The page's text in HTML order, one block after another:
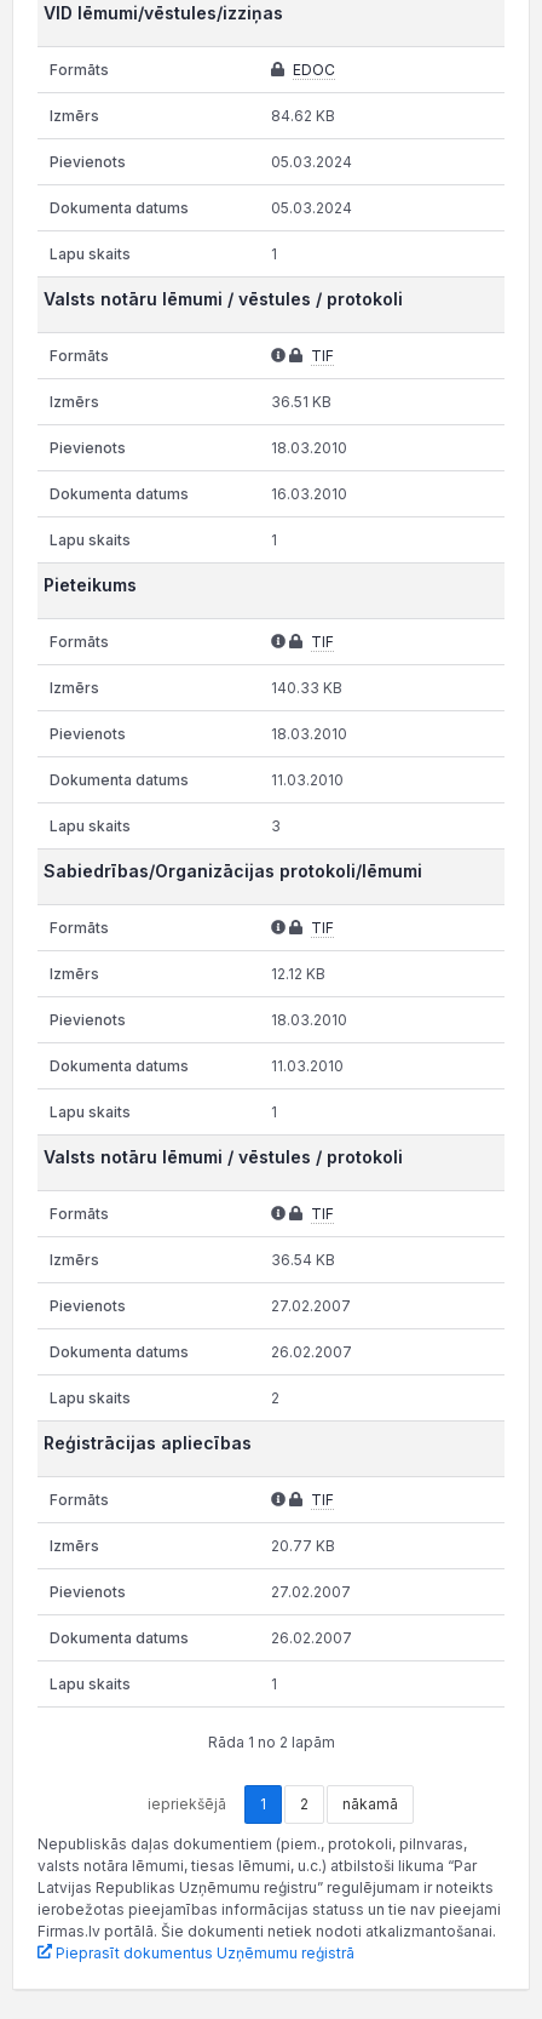
VID lēmumi/vēstules/izziņas
EDOC
84.62 KB
05.03.2024
05.03.2024
1
Valsts notāru lēmumi / vēstules / protokoli
TIF
36.51 KB
18.03.2010
16.03.2010
1
Pieteikums
TIF
140.33 KB
18.03.2010
11.03.2010
3
Sabiedrības/Organizācijas protokoli/lēmumi
TIF
12.12 KB
18.03.2010
11.03.2010
1
Valsts notāru lēmumi / vēstules / protokoli
TIF
36.54 KB
27.02.2007
26.02.2007
2
Reģistrācijas apliecības
TIF
20.77 KB
27.02.2007
26.02.2007
1
Rāda 1 no 2 lapām
iepriekšējā 1 2 nākamā
Nepubliskās daļas dokumentiem (piem., protokoli, pilnvaras,
valsts notāra lēmumi, tiesas lēmumi, u.c.) atbilstoši likuma “Par
Latvijas Republikas Uzņēmumu reģistru” regulējumam ir noteikts
ierobežotas pieejamības informācijas statuss un tie nav pieejami
Firmas.lv portālā. Šie dokumenti netiek nodoti atkalizmantošanai.
Pieprasīt dokumentus Uzņēmumu reģistrā